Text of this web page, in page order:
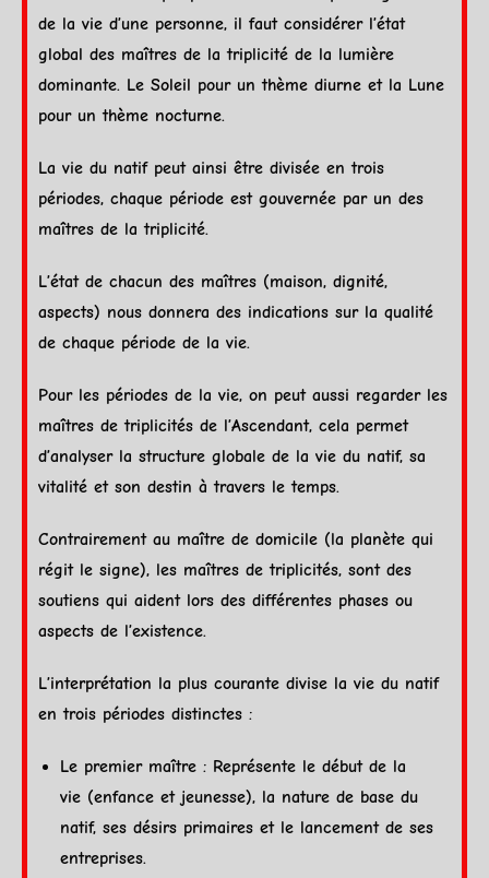
de la vie d’une personne, il faut considérer l’état
global des maîtres de la triplicité de la lumière
dominante. Le Soleil pour unthème diurne et la Lune
pour unthème nocturne.
La vie du natif peut ainsi être divisée en trois
périodes, chaque période est gouvernée par un des
maîtres de la triplicité.
L’état de chacun des maîtres (maison, dignité,
aspects) nous donnera des indications sur la qualité
de chaque période de la vie.
Pour les périodes de la vie, on peut aussi regarder les
maîtres de triplicités de l’Ascendant, cela permet
d’analyser la structure globale de la vie du natif, sa
vitalité et son destin à travers le temps.
Contrairement au maître de domicile (la planète qui
régit le signe), les maîtres de triplicités, sont des
soutiens qui aident lors des différentes phases ou
aspects de l’existence.
L’interprétation la plus courante divise la vie du natif
en trois périodes distinctes :
Le premier maître : Représente le début de la
vie (enfance et jeunesse), la nature de base du
natif, ses désirs primaires et le lancement de ses
entreprises.